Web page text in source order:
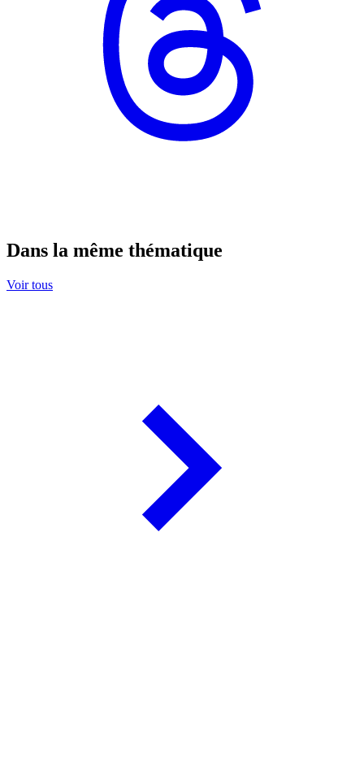
Dans la même thématique
Voir tous